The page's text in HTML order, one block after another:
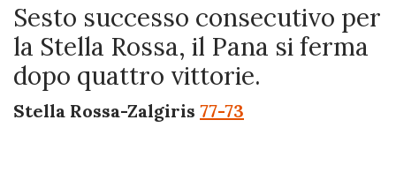
Sesto successo consecutivo per
la Stella Rossa, il Pana si ferma
dopo quattro vittorie.
Stella Rossa-Zalgiris 77-73